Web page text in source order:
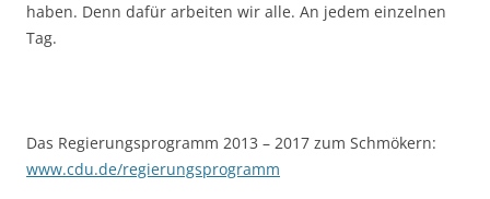
haben. Denn dafür arbeiten wir alle. An jedem einzelnen
Tag.
Das Regierungsprogramm 2013 – 2017 zum Schmökern:
www.cdu.de/regierungsprogramm